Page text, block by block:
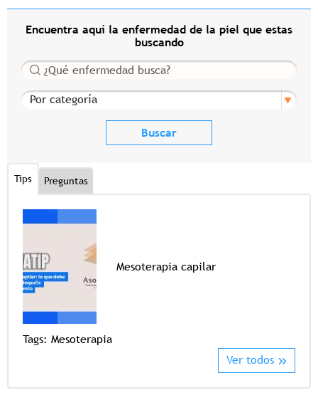
Encuentra aquí la enfermedad de la piel que estas
buscando
Buscar
Por categoría
Tips Preguntas
Mesoterapia capilar
Tags: Mesoterapia
Ver todos